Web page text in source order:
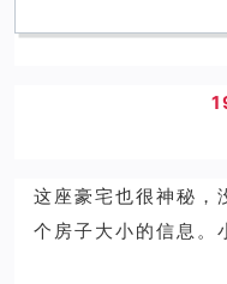
这座豪宅也很神秘，
个房子大小的信息。